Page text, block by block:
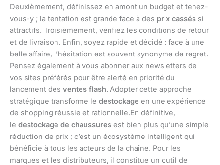
Deuxièmement, définissez en amont un budget et tenez-
vous-y ; la tentation est grande face à des prix cassés si
attractifs. Troisièmement, vérifiez les conditions de retour
et de livraison. Enfin, soyez rapide et décidé : face à une
belle affaire, l’hésitation est souvent synonyme de regret.
Pensez également à vous abonner aux newsletters de
vos sites préférés pour être alerté en priorité du
lancement des ventes flash. Adopter cette approche
stratégique transforme le destockage en une expérience
de shopping réussie et rationnelle.En définitive,
le destockage de chaussures est bien plus qu’une simple
réduction de prix ; c’est un écosystème intelligent qui
bénéficie à tous les acteurs de la chaîne. Pour les
marques et les distributeurs, il constitue un outil de